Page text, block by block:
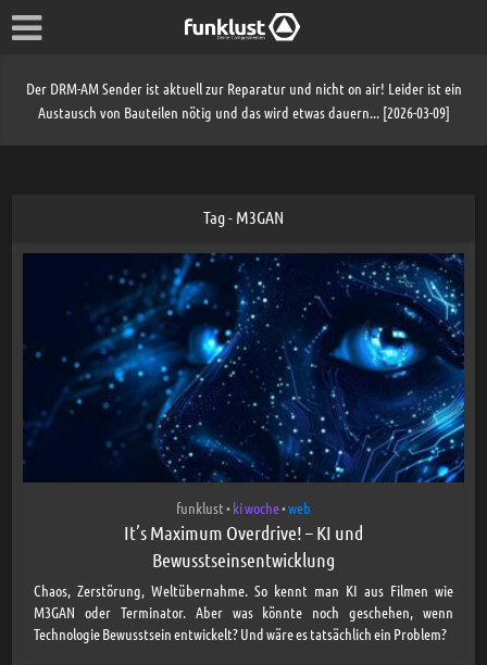
Der DRM-AM Sender ist aktuell zur Reparatur und nicht on air! Leider ist ein
Austausch von Bauteilen nötig und das wird etwas dauern... [2026-03-09]
Tag - M3GAN
funklust•ki woche•web
It’s Maximum Overdrive! – KI und
Bewusstseinsentwicklung
Chaos, Zerstörung, Weltübernahme. So kennt man KI aus Filmen wie
M3GAN oder Terminator. Aber was könnte noch geschehen, wenn
Technologie Bewusstsein entwickelt? Und wäre es tatsächlich ein Problem?